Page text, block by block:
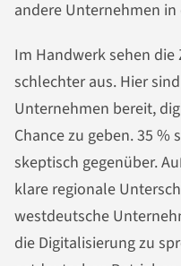
andere Unternehmen
Im Handwerk sehen
schlechter aus. Hier
Unternehmen bereit,
Chance zu geben. 35
skeptisch gegenüber.
klare regionale
westdeutsche
die Digitalisierung zu